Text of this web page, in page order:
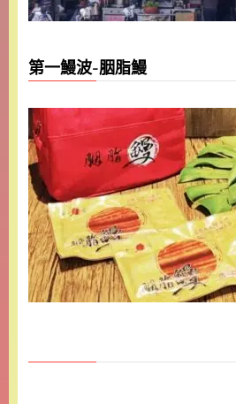
第一鰻波-胭脂鰻